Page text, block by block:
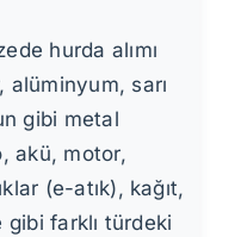
hurda alımı
alüminyum, sarı
gibi metal
akü, motor,
(e-atık), kağıt,
farklı türdeki